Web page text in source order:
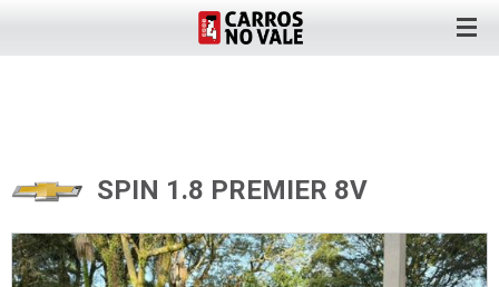
SPIN 1.8 PREMIER 8V